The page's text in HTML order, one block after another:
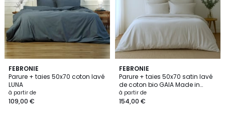
FEBRONIE
Parure + taies 50x70 coton lavé
LUNA
à partir de
109,00 €
2
Couleurs
FEBRONIE
Parure + taies 50x70 satin lavé
de coton bio GAIA Made in
Europe
à partir de
154,00 €
5
Couleurs